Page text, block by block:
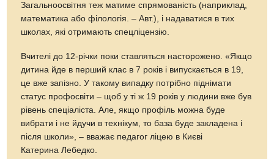
Загальноосвітня теж матиме спрямованість (наприклад,
математика або філологія. – Авт.), і надаватися в тих
школах, які отримають спецліцензію.
Вчителі до 12-річки поки ставляться насторожено. «Якщо
дитина йде в перший клас в 7 років і випускається в 19,
це вже запізно. У такому випадку потрібно піднімати
статус профосвіти – щоб у ті ж 19 років у людини вже був
рівень спеціаліста. Але, якщо профіль можна буде
вибрати і не йдучи в технікум, то база буде закладена і
після школи», – вважає педагог ліцею в Києві
Катерина Лебедко.